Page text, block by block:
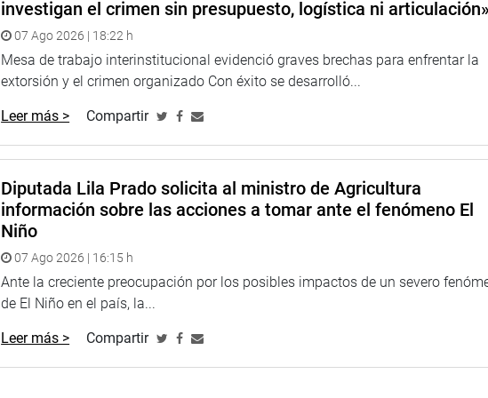
investigan el crimen sin presupuesto, logística ni articulación»
07 Ago 2026 | 18:22 h
Mesa de trabajo interinstitucional evidenció graves brechas para enfrentar la
extorsión y el crimen organizado Con éxito se desarrolló...
Leer más > Compartir
Diputada Lila Prado solicita al ministro de Agricultura
información sobre las acciones a tomar ante el fenómeno El
Niño
07 Ago 2026 | 16:15 h
Ante la creciente preocupación por los posibles impactos de un severo
de El Niño en el país, la...
Leer más > Compartir